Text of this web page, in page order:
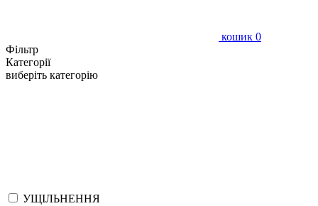
кошик 0
Фільтр
Категорії
виберіть категорію
УЩІЛЬНЕННЯ